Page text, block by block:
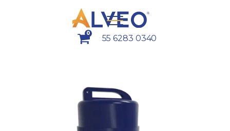
0
55 6283 0340